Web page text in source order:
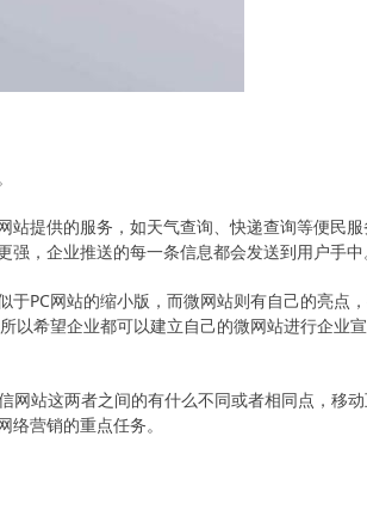
提供的服务，如天气查询、快递查询等便民服
，企业推送的每一条信息都会发送到用户手中
PC网站的缩小版，而微网站则有自己的亮点
以希望企业都可以建立自己的微网站进行企业宣
网站这两者之间的有什么不同或者相同点，移
营销的重点任务。